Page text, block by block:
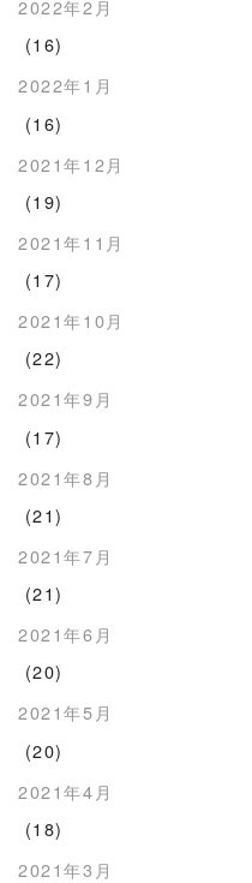
2022年2月
(16)
2022年1月
(16)
2021年12月
(19)
2021年11月
(17)
2021年10月
(22)
2021年9月
(17)
2021年8月
(21)
2021年7月
(21)
2021年6月
(20)
2021年5月
(20)
2021年4月
(18)
2021年3月